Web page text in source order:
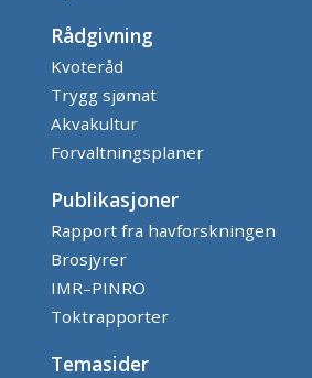
Rådgivning
Kvoteråd
Trygg sjømat
Akvakultur
Forvaltningsplaner
Publikasjoner
Rapport fra havforskningen
Brosjyrer
IMR–PINRO
Toktrapporter
Temasider